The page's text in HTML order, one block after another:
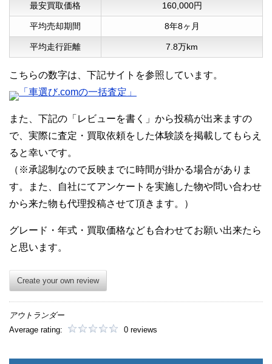
最安買取価格 160,000円
平均売却期間 8年8ヶ月
平均走行距離 7.8万km
こちらの数字は、下記サイトを参照しています。
「車選び.comの一括査定」
また、下記の「レビューを書く」から投稿が出来ますの
で、実際に査定・買取依頼をした体験談を掲載してもらえ
ると幸いです。
（※承認制なので反映までに時間が掛かる場合がありま
す。また、自社にてアンケートを実施した物や問い合わせ
から来た物も代理投稿させて頂きます。）
グレード・年式・買取価格なども合わせてお願い出来たら
と思います。
Create your own review
アウトランダー
Average rating:
0 reviews